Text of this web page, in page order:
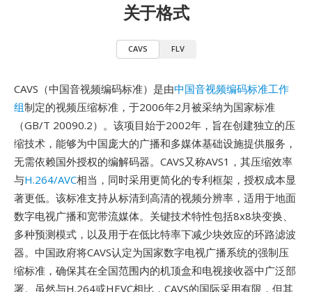
关于格式
CAVS FLV
CAVS（中国音视频编码标准）是由中国音视频编码标准工作
组制定的视频压缩标准，于2006年2月被采纳为国家标准
（GB/T 20090.2）。该项目始于2002年，旨在创建独立的压
缩技术，能够为中国庞大的广播和多媒体基础设施提供服务，
无需依赖国外授权的编解码器。CAVS又称AVS1，其压缩效率
与H.264/AVC相当，同时采用更简化的专利框架，授权成本显
著更低。该标准支持从标清到高清的视频分辨率，适用于地面
数字电视广播和宽带流媒体。关键技术特性包括8x8块变换、
多种预测模式，以及用于在低比特率下减少块效应的环路滤波
器。中国政府将CAVS认定为国家数字电视广播系统的强制压
缩标准，确保其在全国范围内的机顶盒和电视接收器中广泛部
署。虽然与H.264或HEVC相比，CAVS的国际采用有限，但其